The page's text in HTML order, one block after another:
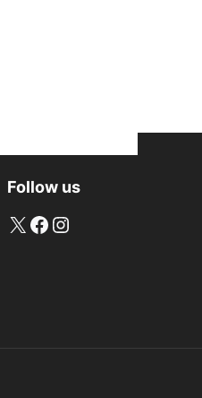
Follow us
X Facebook
Instagram